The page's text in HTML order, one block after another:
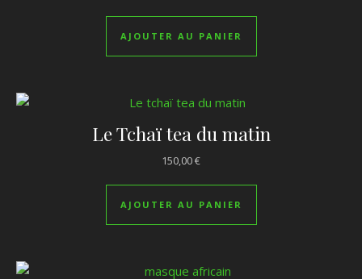
AJOUTER AU PANIER
Le Tchaï tea du matin
150,00€
AJOUTER AU PANIER